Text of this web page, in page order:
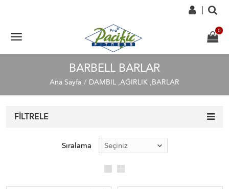
BARBELL BARLAR
Ana Sayfa DAMBIL ,AĞIRLIK ,BARLAR
FILTRELE
Sıralama